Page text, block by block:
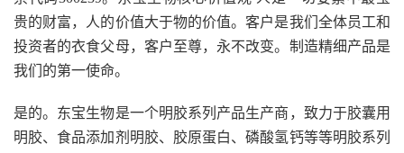
贵的财富，人的价值大于物的价值。客户是我们全体员工和
投资者的衣食父母，客户至尊，永不改变。制造精细产品是
我们的第一使命。
是的。东宝生物是一个明胶系列产品生产商，致力于胶囊用
明胶、食品添加剂明胶、胶原蛋白、磷酸氢钙等等明胶系列